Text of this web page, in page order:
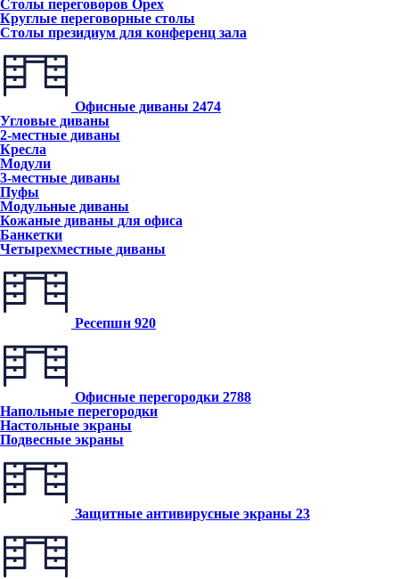
Столы переговоров Орех
Круглые переговорные столы
Столы президиум для конференц зала
Офисные диваны 2474
Угловые диваны
2-местные диваны
Кресла
Модули
3-местные диваны
Пуфы
Модульные диваны
Кожаные диваны для офиса
Банкетки
Четырехместные диваны
Ресепшн 920
Офисные перегородки 2788
Напольные перегородки
Настольные экраны
Подвесные экраны
Защитные антивирусные экраны 23